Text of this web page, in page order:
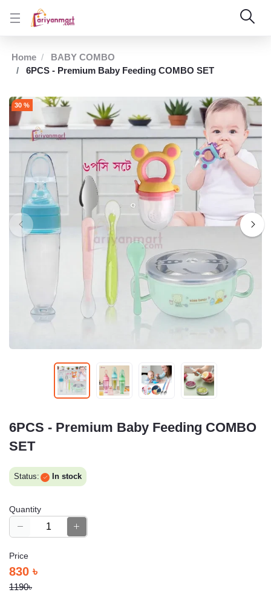
Home
BABY COMBO
6PCS - Premium Baby Feeding COMBO SET
30 %
6PCS - Premium Baby Feeding COMBO
SET
Status: In stock
Quantity
Price
830 ৳
1190৳